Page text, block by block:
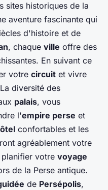
sites historiques de la
aventure fascinante qui
d'histoire et de
, chaque ville offre des
En suivant ce
votre circuit et vivre
diversité des
palais, vous
l'empire perse et
confortables et les
agréablement votre
votre voyage
de la Perse antique.
de Persépolis,